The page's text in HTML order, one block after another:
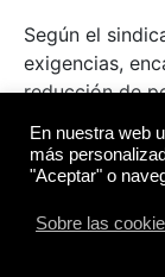
Según el
exigencias,
reducción de
instalaciones.
decisiones ni
En nuestra web
más
"Aceptar" o
Sobre las